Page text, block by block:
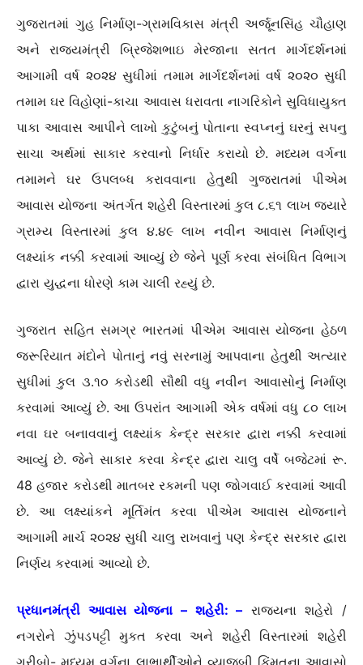
ગુજરાતમાં ગુહ નિર્માણ-ગ્રામવિકાસ મંત્રી અર્જૂનસિંહ ચૌહાણ
અને રાજ્યમંત્રી બ્રિજેશભાઇ મેરજાના સતત માર્ગદર્શનમાં
આગામી વર્ષ ૨૦૨૪ સુધીમાં તમામ માર્ગદર્શનમાં વર્ષ ૨૦૨૦ સુધી
તમામ ઘર વિહોણાં-કાચા આવાસ ધરાવતા નાગરિકોને સુવિધાયુક્ત
પાકા આવાસ આપીને લાખો કુટુંબનું પોતાના સ્વપ્નનું ઘરનું સપનુ
સાચા અર્થમાં સાકાર કરવાનો નિર્ધાર કરાયો છે. મધ્યમ વર્ગના
તમામને ઘર ઉપલબ્ધ કરાવવાના હેતુથી ગુજરાતમાં પીએમ
આવાસ યોજના અંતર્ગત શહેરી વિસ્તારમાં કુલ ૮.૬૧ લાખ જ્યારે
ગ્રામ્ય વિસ્તારમાં કુલ ૪.૪૯ લાખ નવીન આવાસ નિર્માણનું
લક્ષ્યાંક નક્કી કરવામાં આવ્યું છે જેને પૂર્ણ કરવા સંબંધિત વિભાગ
દ્વારા યુદ્ધના ધોરણે કામ ચાલી રહ્યું છે.
ગુજરાત સહિત સમગ્ર ભારતમાં પીએમ આવાસ યોજના હેઠળ
જરૂરિયાત મંદોને પોતાનું નવું સરનામું આપવાના હેતુથી અત્યાર
સુધીમાં કુલ ૩.૧૦ કરોડથી સૌથી વધુ નવીન આવાસોનું નિર્માણ
કરવામાં આવ્યું છે. આ ઉપરાંત આગામી એક વર્ષમાં વધુ ૮૦ લાખ
નવા ઘર બનાવવાનું લક્ષ્યાંક કેન્દ્ર સરકાર દ્વારા નક્કી કરવામાં
આવ્યું છે. જેને સાકાર કરવા કેન્દ્ર દ્વારા ચાલુ વર્ષે બજેટમાં રૂ.
48 હજાર કરોડથી માતબર રકમની પણ જોગવાઈ કરવામાં આવી
છે. આ લક્ષ્યાંકને મૂર્તિમંત કરવા પીએમ આવાસ યોજનાને
આગામી માર્ચ ૨૦૨૪ સુધી ચાલુ રાખવાનું પણ કેન્દ્ર સરકાર દ્વારા
નિર્ણય કરવામાં આવ્યો છે.
પ્રધાનમંત્રી આવાસ યોજના – શહેરી: – રાજયના શહેરો /
નગરોને ઝુંપડપટ્ટી મુકત કરવા અને શહેરી વિસ્તારમાં શહેરી